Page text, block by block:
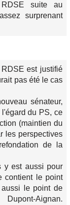
suite au
surprenant
est justifié
pas été le cas
sénateur,
du PS, ce
(maintien du
les perspectives
de la
y est aussi pour
contient le point
le point de
Aignan.